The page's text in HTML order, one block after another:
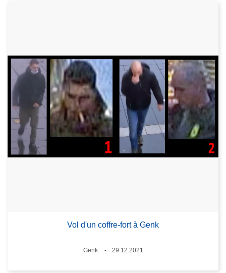
Vol d'un coffre-fort à Genk
Lieux
Genk
29.12.2021